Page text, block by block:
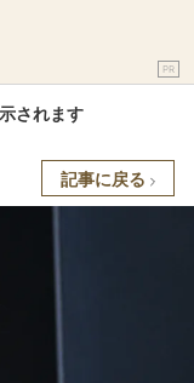
PR
されます
記事に戻る